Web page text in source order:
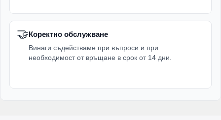
🤝Коректно обслужване
Винаги съдействаме при въпроси и при
необходимост от връщане в срок от 14 дни.